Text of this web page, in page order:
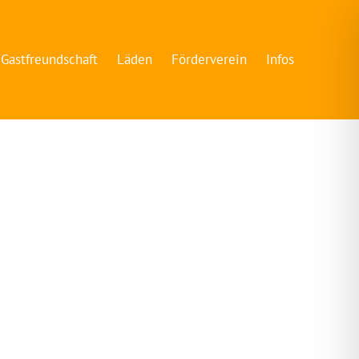
Gastfreundschaft Läden Förderverein Infos